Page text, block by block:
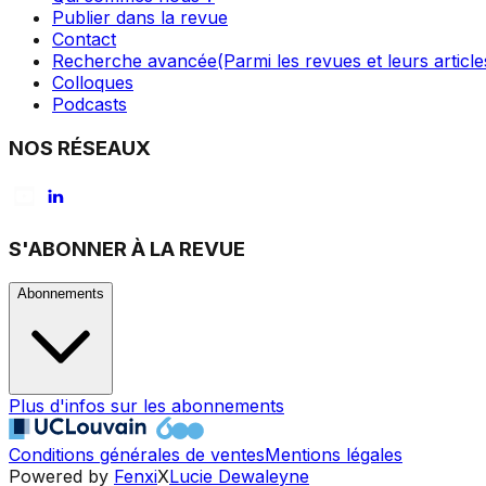
Publier dans la revue
Contact
Recherche avancée(Parmi les revues et leurs
Colloques
Podcasts
NOS RÉSEAUX
S'ABONNER À LA REVUE
Abonnements
Plus d'infos sur les abonnements
Conditions générales de ventesMentions légales
Powered by FenxiXLucie Dewaleyne